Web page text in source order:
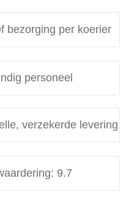
bezorging per koerier
personeel
verzekerde levering
9.7